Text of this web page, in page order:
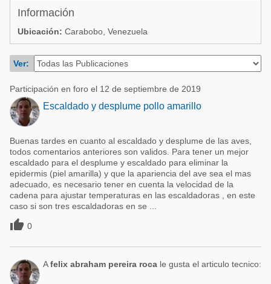
Mascotas
Comunidades en inglés
Acuacultura
Micotoxinas
Avicultura
Porcicultura
Lechería
Balanceados - Piensos
Comunidades en portugués
Micotoxinas
Avicultura
Porcicultura
Ganadería
Lechería
Información
Ubicación: Carabobo, Venezuela
Ver:
Participación en foro el 12 de septiembre de 2019
Escaldado y desplume pollo amarillo
Buenas tardes en cuanto al escaldado y desplume de las aves,
todos comentarios anteriores son validos. Para tener un mejor
escaldado para el desplume y escaldado para eliminar la
epidermis (piel amarilla) y que la apariencia del ave sea el mas
adecuado, es necesario tener en cuenta la velocidad de la
cadena para ajustar temperaturas en las escaldadoras , en este
caso si son tres escaldadoras en se ...
 0
Afelix abraham pereira roca le gusta el articulo tecnico: